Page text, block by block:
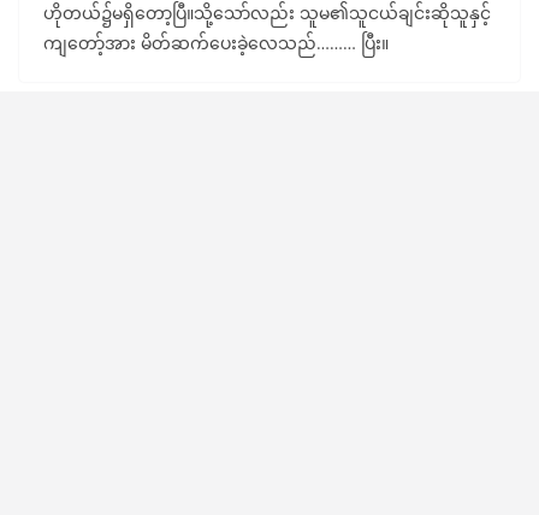
ဟိုတယ်၌မရှိတော့ပြီ။သို့သော်လည်း သူမ၏သူငယ်ချင်းဆိုသူနှင့်
ကျတော့်အား မိတ်ဆက်ပေးခဲ့လေသည်……… ပြီး။